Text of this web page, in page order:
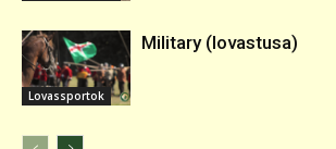
Lovassportok
Military (lovastusa)